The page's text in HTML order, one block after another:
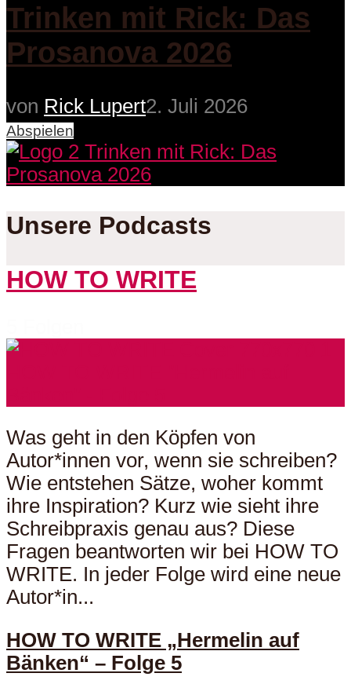
Trinken mit Rick: Das
Prosanova 2026
von Rick Lupert2. Juli 2026
Abspielen
Unsere Podcasts
HOW TO WRITE
Was geht in den Köpfen von
Autor*innen vor, wenn sie schreiben?
Wie entstehen Sätze, woher kommt
ihre Inspiration? Kurz wie sieht ihre
Schreibpraxis genau aus? Diese
Fragen beantworten wir bei HOW TO
WRITE. In jeder Folge wird eine neue
Autor*in...
HOW TO WRITE „Hermelin auf
Bänken“ – Folge 5